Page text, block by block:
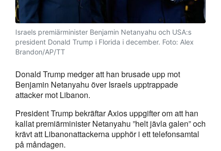
Israels premiärminister Benjamin Netanyahu och USA:s
president Donald Trump i Florida i december. Foto: Alex
Brandon/AP/TT
Donald Trump medger att han brusade upp mot
Benjamin Netanyahu över Israels upptrappade
attacker mot Libanon.
President Trump bekräftar Axios uppgifter om att han
kallat premiärminister Netanyahu ”helt jävla galen” och
krävt att Libanonattackerna upphör i ett telefonsamtal
på måndagen.